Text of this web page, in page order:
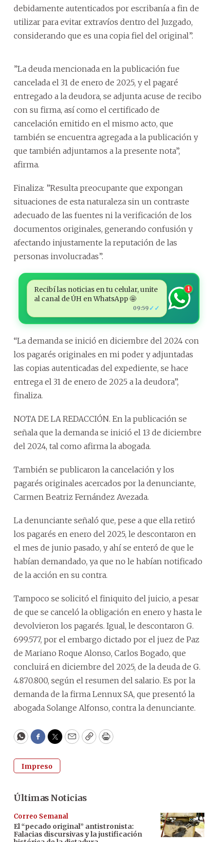
debidamente autenticados por escribanía a fin de
utilizar para evitar extravíos dentro del Juzgado,
considerando que es una copia fiel del original”.
”La deuda mencionada en la publicación fue
cancelada el 31 de enero de 2025, y el pagaré
entregado a la deudora, se adjunta acuse de recibo
con su firma, así como el certificado de
cancelación emitido en el mismo acto, que
también se encuentra agregada a la publicación y
que también adjuntamos a la presente nota”,
afirma.
Finaliza: ”Resulta preocupante que expongan
situaciones de esta naturaleza sin un contraste
adecuado de las fuentes ni la verificación de los
documentos originales, generando confusión y
afectando injustamente la reputación de las
personas involucradas”.
Recibí las noticias en tu celular, unite
al canal de ÚH en WhatsApp 🤩
09:59 ✓✓
1
“La demanda se inició en diciembre del 2024 con
los pagarés originales en mi poder y adjuntadas
las copias autenticadas del expediente, se hace
entrega el 31 de enero de 2025 a la deudora”,
finaliza.
NOTA DE LA REDACCIÓN. En la publicación se
señala que la demanda se inició el 13 de diciembre
del 2024, tal como afirma la abogada.
También se publicaron la cancelación y los
pagarés originales acercados por la denunciante,
Carmen Beatriz Fernández Avezada.
La denunciante señaló que, pese a que ella retiró
los pagarés en enero del 2025, le descontaron en
el mes de junio pasado, y ahí se enteró de que le
habían demandado, ya que no le habían notificado
de la acción en su contra.
Tampoco se solicitó el finiquito del juicio, a pesar
de que se canceló la obligación en enero y hasta le
devolvieron los pagarés. Igual, le descontaron G.
699.577, por el embargo dictado por el juez de Paz
de Mariano Roque Alonso, Carlos Bogado, que
concluirá en diciembre del 2025, de la deuda de G.
4.870.800, según el resumen del salario. Es por la
demanda de la firma Lennux SA, que presentó la
abogada Solange Alfonso, contra la denunciante.
WhatsApp
Facebook
Twitter
EmailCopyPrint
Impreso
Últimas Noticias
Correo Semanal
El “pecado original” antistronista:
Falacias discursivas y la justificación